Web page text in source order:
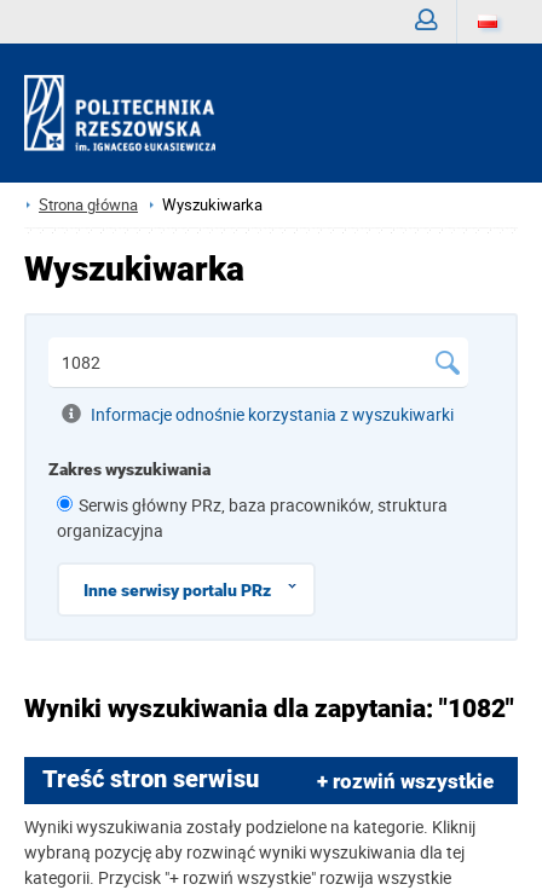
Strona główna Wyszukiwarka
Wyszukiwarka
Informacje odnośnie korzystania z wyszukiwarki
Zakres wyszukiwania
Serwis główny PRz, baza pracowników, struktura
organizacyjna
Inne serwisy portalu PRz
Wyniki wyszukiwania dla zapytania: "1082"
Treść stron serwisu + rozwiń wszystkie
Wyniki wyszukiwania zostały podzielone na kategorie. Kliknij
wybraną pozycję aby rozwinąć wyniki wyszukiwania dla tej
kategorii. Przycisk "+ rozwiń wszystkie" rozwija wszystkie